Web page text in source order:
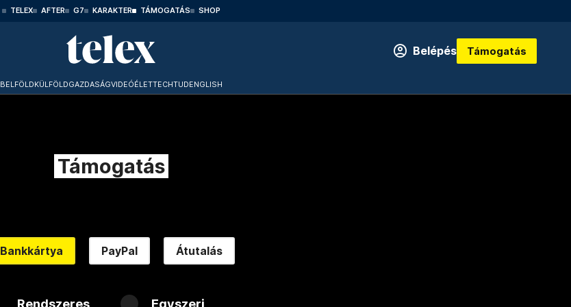
TELEX AFTER G7 KARAKTER TÁMOGATÁS SHOP
Belépés Támogatás
BELFÖLDKÜLFÖLDGAZDASÁGVIDEÓÉLETTECHTUDENGLISH
Támogatás
Bankkártya PayPal Átutalás
Rendszeres Egyszeri